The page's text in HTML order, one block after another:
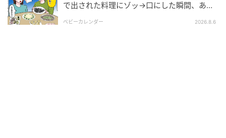
で出された料理にゾッ→口にした瞬間、あ
ベビーカレンダー 2026.8.6